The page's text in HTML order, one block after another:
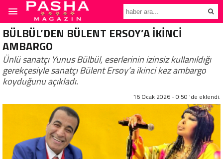
BÜLBÜL’DEN BÜLENT ERSOY’A İKİNCİ
AMBARGO
Ünlü sanatçı Yunus Bülbül, eserlerinin izinsiz kullanıldığı
gerekçesiyle sanatçı Bülent Ersoy’a ikinci kez ambargo
koyduğunu açıkladı.
16 Ocak 2026 - 0:50 'de eklendi.